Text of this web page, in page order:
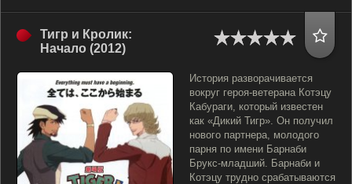
Тигр и Кролик:
Начало (2012)
История разворачивается
вокруг героя-ветерана Котэцу
Кабураги, который известен
как «Дикий Тигр». Он получил
нового партнера, молодого
парня по имени Барнаби
Брукс-младший. Барнаби и
Котэцу трудно срабатываются